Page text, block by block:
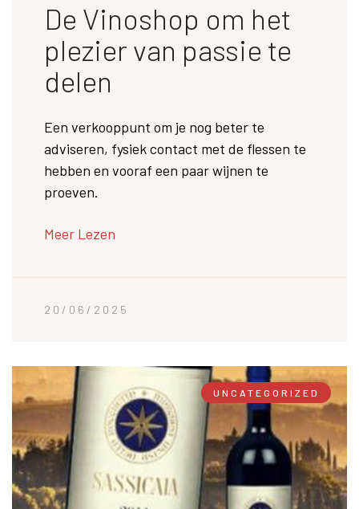
De Vinoshop om het
plezier van passie te
delen
Een verkooppunt om je nog beter te
adviseren, fysiek contact met de flessen te
hebben en vooraf een paar wijnen te
proeven.
Meer Lezen
20/06/2025
UNCATEGORIZED